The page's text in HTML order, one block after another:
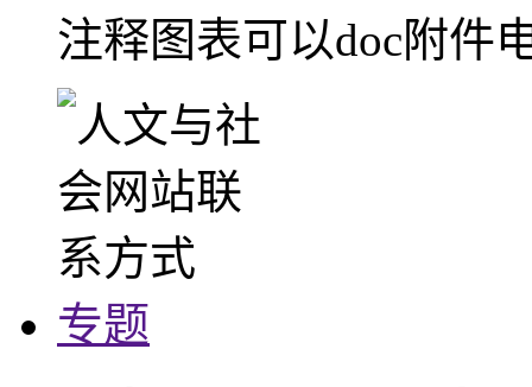
注释图表可以doc附件
专题